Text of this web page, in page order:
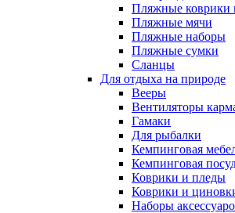
Пляжные коврики
Пляжные мячи
Пляжные наборы
Пляжные сумки
Сланцы
Для отдыха на природе
Вееры
Вентиляторы
Гамаки
Для рыбалки
Кемпинговая
Кемпинговая
Коврики и пледы
Коврики и
Наборы